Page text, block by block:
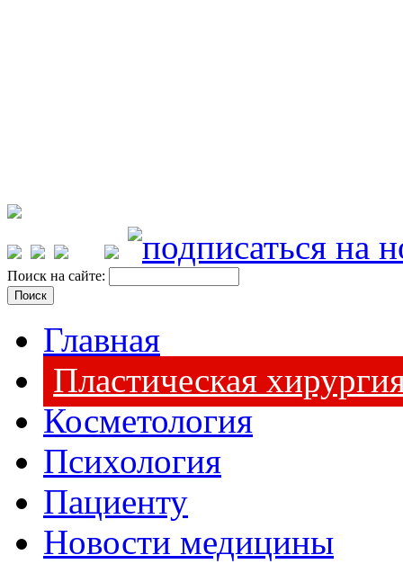
Поиск на сайте:
Главная
Пластическая
Косметология
Психология
Пациенту
Новости медицины